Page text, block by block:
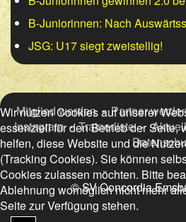
B-Juniorinnen: Nach
JSG: U17 siegt zweistellig!
Mitglied werden-Partner
Instagram-Trainerliste-
© SV Concordia
Wir nutzen Cookies auf unserer
essenziell für den Betrieb der Seite,
helfen, diese Website und die
(Tracking Cookies). Sie können
Cookies zulassen möchten. Bitte
Ablehnung womöglich nicht mehr
Seite zur Verfügung stehen.